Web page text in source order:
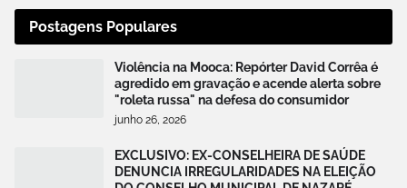
Postagens Populares
Violência na Mooca: Repórter David Corrêa é
agredido em gravação e acende alerta sobre
"roleta russa" na defesa do consumidor
junho 26, 2026
EXCLUSIVO: EX-CONSELHEIRA DE SAÚDE
DENUNCIA IRREGULARIDADES NA ELEIÇÃO